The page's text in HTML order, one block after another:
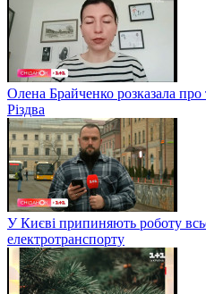
Олена Брайченко розказала про
Різдва
У Києві припиняють роботу
електротранспорту